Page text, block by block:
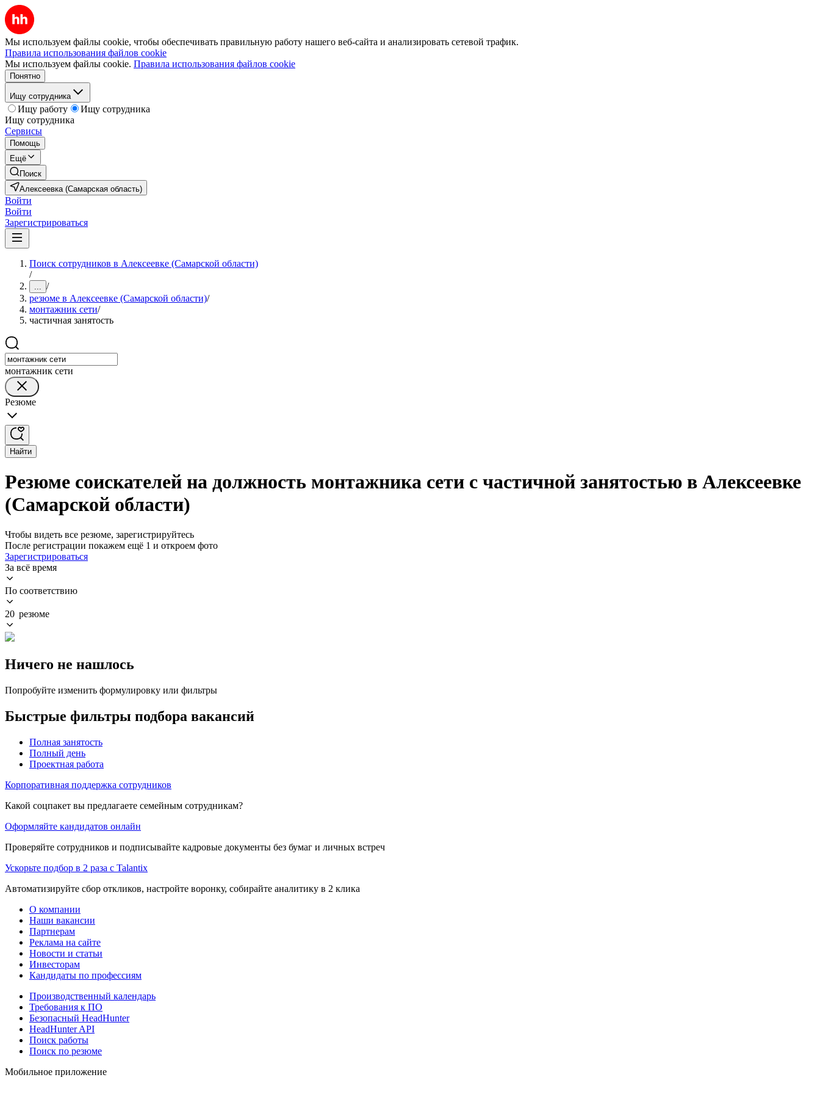
Мы используем файлы cookie, чтобы обеспечивать правильную работу нашего веб-сайта и анализировать сетевой трафик.
Правила использования файлов cookie
Мы используем файлы cookie. Правила использования файлов cookie
Понятно
Ищу сотрудника
Ищу работу
Ищу сотрудника
Ищу сотрудника
Сервисы
Помощь
Ещё
Поиск
Алексеевка (Самарская область)
Войти
Войти
Зарегистрироваться
Поиск сотрудников в Алексеевке (Самарской области)
/
... /
резюме в Алексеевке (Самарской области)/
монтажник сети/
частичная занятость
монтажник сети
Резюме
Найти
Резюме соискателей на должность монтажника сети с частичной занятостью в Алексеевке
(Самарской области)
Чтобы видеть все резюме, зарегистрируйтесь
После регистрации покажем ещё 1 и откроем фото
Зарегистрироваться
За всё время
По соответствию
20 резюме
Ничего не нашлось
Попробуйте изменить формулировку или фильтры
Быстрые фильтры подбора вакансий
Полная занятость
Полный день
Проектная работа
Корпоративная поддержка сотрудников
Какой соцпакет вы предлагаете семейным сотрудникам?
Оформляйте кандидатов онлайн
Проверяйте сотрудников и подписывайте кадровые документы без бумаг и личных встреч
Ускорьте подбор в 2 раза с Talantix
Автоматизируйте сбор откликов, настройте воронку, собирайте аналитику в 2 клика
О компании
Наши вакансии
Партнерам
Реклама на сайте
Новости и статьи
Инвесторам
Кандидаты по профессиям
Производственный календарь
Требования к ПО
Безопасный HeadHunter
HeadHunter API
Поиск работы
Поиск по резюме
Мобильное приложение